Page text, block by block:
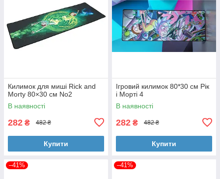
Килимок для миші Rick and
Morty 80×30 см No2
В наявності
282 ₴ 482 ₴
Купити
Ігровий килимок 80*30 см Рік
і Морті 4
В наявності
282 ₴ 482 ₴
Купити
–41% –41%